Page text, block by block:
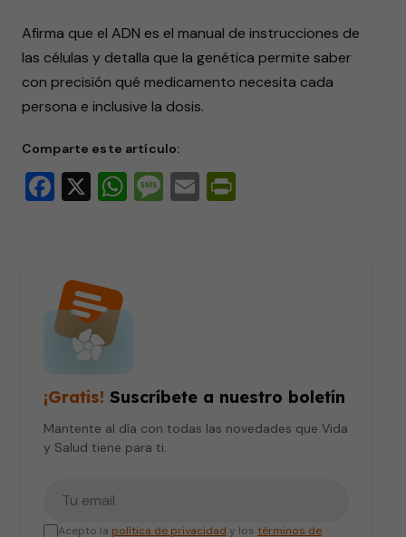
Afirma que el ADN es el manual de instrucciones de
las células y detalla que la genética permite saber
con precisión qué medicamento necesita cada
persona e inclusive la dosis.
Comparte este artículo:
Facebook
X WhatsApp
Message
Email
¡Gratis! Suscríbete a nuestro boletín
Mantente al día con todas las novedades que Vida
y Salud tiene para ti.
Acepto la política de privacidad y los términos de